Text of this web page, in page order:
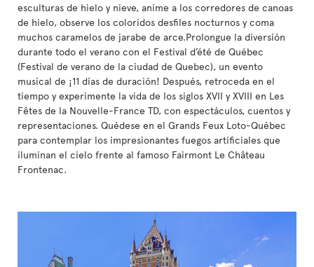
esculturas de hielo y nieve, anime a los corredores de canoas
de hielo, observe los coloridos desfiles nocturnos y coma
muchos caramelos de jarabe de arce.Prolongue la diversión
durante todo el verano con el Festival d’été de Québec
(Festival de verano de la ciudad de Quebec), un evento
musical de ¡11 días de duración! Después, retroceda en el
tiempo y experimente la vida de los siglos XVII y XVIII en Les
Fêtes de la Nouvelle-France TD, con espectáculos, cuentos y
representaciones. Quédese en el Grands Feux Loto-Québec
para contemplar los impresionantes fuegos artificiales que
iluminan el cielo frente al famoso Fairmont Le Château
Frontenac.